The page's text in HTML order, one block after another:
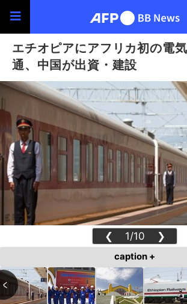
エチオピアにアフリカ初の電
通、中国が出資・建設
❮ 1/10 ❯
caption +